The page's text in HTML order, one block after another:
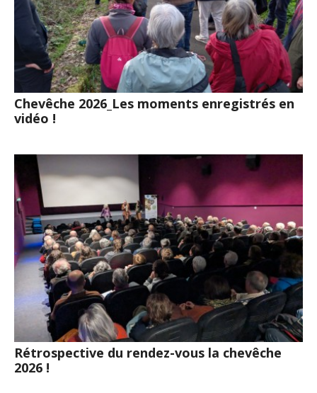
Chevêche 2026_Les moments enregistrés en
vidéo !
Rétrospective du rendez-vous la chevêche
2026 !